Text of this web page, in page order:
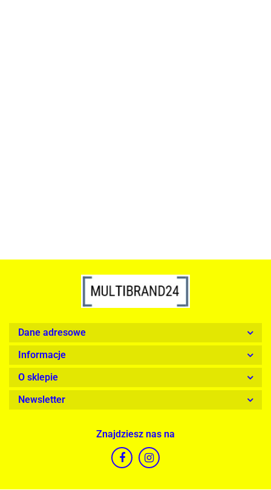
Dane adresowe
Informacje
O sklepie
Newsletter
Znajdziesz nas na